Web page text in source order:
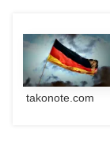
takonote.com